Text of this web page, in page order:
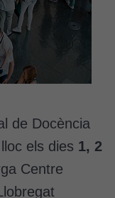
de Docència
els dies 1, 2
Centre